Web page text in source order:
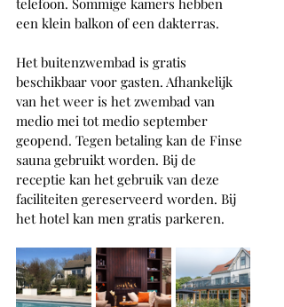
telefoon. Sommige kamers hebben
een klein balkon of een dakterras.
Het buitenzwembad is gratis
beschikbaar voor gasten. Afhankelijk
van het weer is het zwembad van
medio mei tot medio september
geopend. Tegen betaling kan de Finse
sauna gebruikt worden. Bij de
receptie kan het gebruik van deze
faciliteiten gereserveerd worden. Bij
het hotel kan men gratis parkeren.